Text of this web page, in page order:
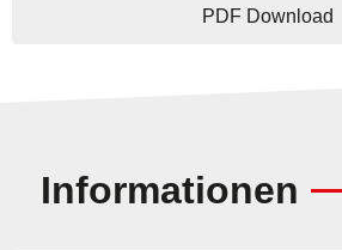
PDF Download
Informationen